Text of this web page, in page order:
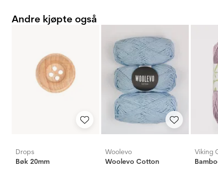
Andre kjøpte også
Drops
Bøk 20mm
Woolevo
Woolevo Cotton
Viking